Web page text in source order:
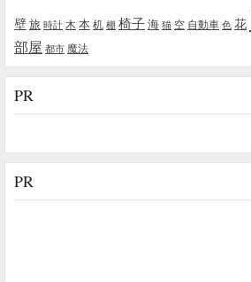
壁旅 時計 木 本机 棚 椅子海 猫 空 自動車 色 花
部屋 都市 魔法
PR
PR